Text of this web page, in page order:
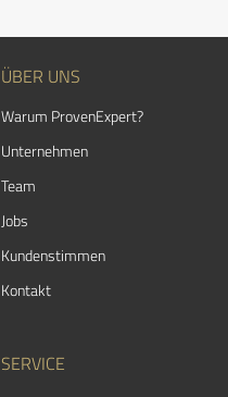
ÜBER UNS
Warum ProvenExpert?
Unternehmen
Team
Jobs
Kundenstimmen
Kontakt
SERVICE